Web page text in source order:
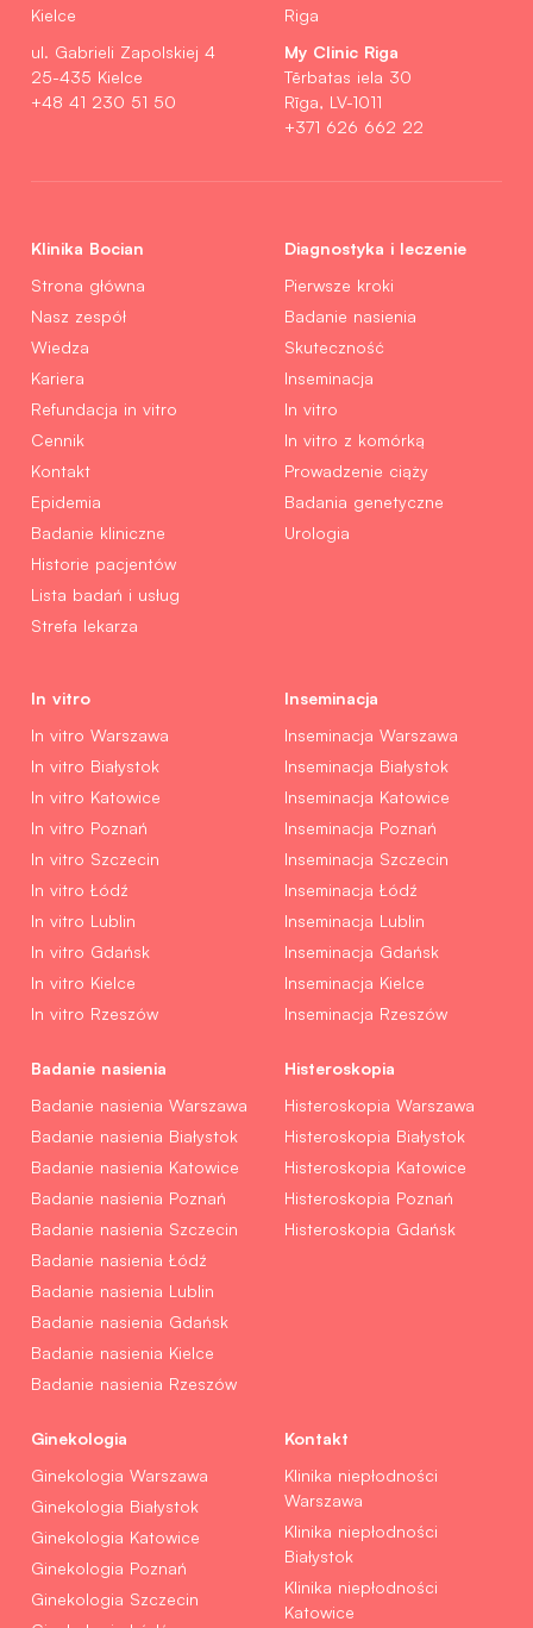
Kielce
ul. Gabrieli Zapolskiej 4
25-435 Kielce
+48 41 230 51 50
Riga
My Clinic Riga
Tērbatas iela 30
Rīga, LV-1011
+371 626 662 22
Klinika Bocian
Strona główna
Nasz zespół
Wiedza
Kariera
Refundacja in vitro
Cennik
Kontakt
Epidemia
Badanie kliniczne
Historie pacjentów
Lista badań i usług
Strefa lekarza
Diagnostyka i leczenie
Pierwsze kroki
Badanie nasienia
Skuteczność
Inseminacja
In vitro
In vitro z komórką
Prowadzenie ciąży
Badania genetyczne
Urologia
In vitro
In vitro Warszawa
In vitro Białystok
In vitro Katowice
In vitro Poznań
In vitro Szczecin
In vitro Łódź
In vitro Lublin
In vitro Gdańsk
In vitro Kielce
In vitro Rzeszów
Inseminacja
Inseminacja Warszawa
Inseminacja Białystok
Inseminacja Katowice
Inseminacja Poznań
Inseminacja Szczecin
Inseminacja Łódź
Inseminacja Lublin
Inseminacja Gdańsk
Inseminacja Kielce
Inseminacja Rzeszów
Badanie nasienia
Badanie nasienia Warszawa
Badanie nasienia Białystok
Badanie nasienia Katowice
Badanie nasienia Poznań
Badanie nasienia Szczecin
Badanie nasienia Łódź
Badanie nasienia Lublin
Badanie nasienia Gdańsk
Badanie nasienia Kielce
Badanie nasienia Rzeszów
Histeroskopia
Histeroskopia Warszawa
Histeroskopia Białystok
Histeroskopia Katowice
Histeroskopia Poznań
Histeroskopia Gdańsk
Ginekologia
Ginekologia Warszawa
Ginekologia Białystok
Ginekologia Katowice
Ginekologia Poznań
Ginekologia Szczecin
Kontakt
Klinika niepłodności
Warszawa
Klinika niepłodności
Białystok
Klinika niepłodności
Katowice